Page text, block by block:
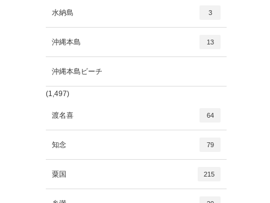
水納島 3
沖縄本島 13
沖縄本島ビーチ
(1,497)
渡名喜 64
知念 79
粟国 215